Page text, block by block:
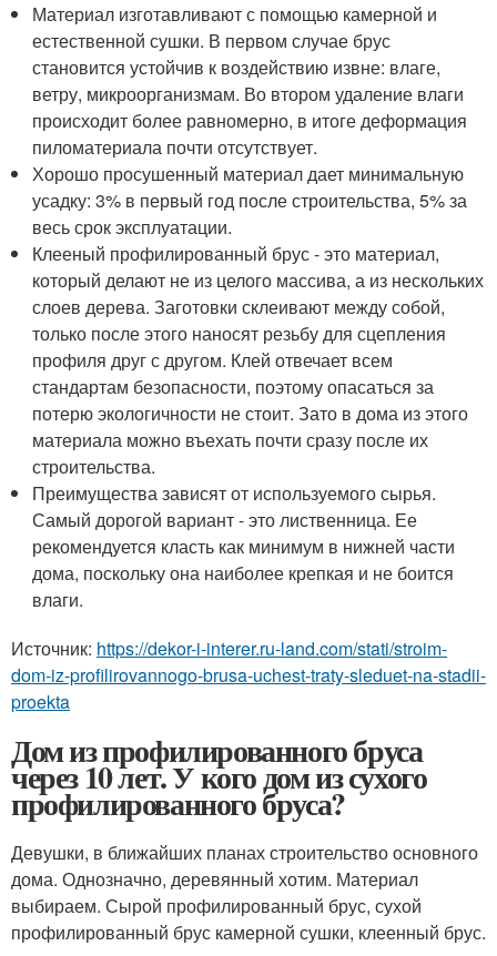
Материал изготавливают с помощью камерной и
естественной сушки. В первом случае брус
становится устойчив к воздействию извне: влаге,
ветру, микроорганизмам. Во втором удаление влаги
происходит более равномерно, в итоге деформация
пиломатериала почти отсутствует.
Хорошо просушенный материал дает минимальную
усадку: 3% в первый год после строительства, 5% за
весь срок эксплуатации.
Клееный профилированный брус - это материал,
который делают не из целого массива, а из нескольких
слоев дерева. Заготовки склеивают между собой,
только после этого наносят резьбу для сцепления
профиля друг с другом. Клей отвечает всем
стандартам безопасности, поэтому опасаться за
потерю экологичности не стоит. Зато в дома из этого
материала можно въехать почти сразу после их
строительства.
Преимущества зависят от используемого сырья.
Самый дорогой вариант - это лиственница. Ее
рекомендуется класть как минимум в нижней части
дома, поскольку она наиболее крепкая и не боится
влаги.
Источник: https://dekor-i-interer.ru-land.com/stati/stroim-
dom-iz-profilirovannogo-brusa-uchest-traty-sleduet-na-stadii-
proekta
Дом из профилированного бруса
через 10 лет. У кого дом из сухого
профилированного бруса?
Девушки, в ближайших планах строительство основного
дома. Однозначно, деревянный хотим. Материал
выбираем. Сырой профилированный брус, сухой
профилированный брус камерной сушки, клеенный брус.